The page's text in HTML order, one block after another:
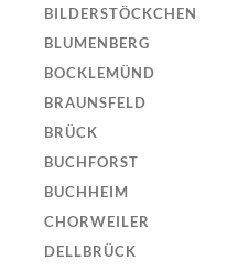
BILDERSTÖCKCHEN
BLUMENBERG
BOCKLEMÜND
BRAUNSFELD
BRÜCK
BUCHFORST
BUCHHEIM
CHORWEILER
DELLBRÜCK